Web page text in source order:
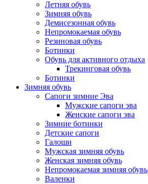
Летняя обувь
Зимняя обувь
Демисезонная обувь
Непромокаемая обувь
Резиновая обувь
Ботинки
Обувь для активного отдыха
Трекинговая обувь
Ботинки
Зимняя обувь
Сапоги зимние Эва
Мужские сапоги эва
Женские сапоги эва
Зимние ботинки
Детские сапоги
Галоши
Мужская зимняя обувь
Женская зимняя обувь
Непромокаемая зимняя обувь
Валенки